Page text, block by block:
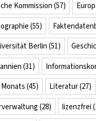
Kommission (57)
(55)
Berlin (51)
(31)
(45) Literatur(27)
(28) lizenzfrei